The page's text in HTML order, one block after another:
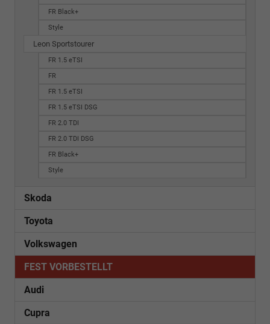
FR Black+
Style
Leon Sportstourer
FR 1.5 eTSI
FR
FR 1.5 eTSI
FR 1.5 eTSI DSG
FR 2.0 TDI
FR 2.0 TDI DSG
FR Black+
Style
Skoda
Toyota
Volkswagen
FEST VORBESTELLT
Audi
Cupra